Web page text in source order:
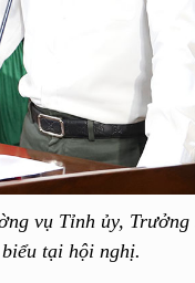
vụ Tỉnh ủy, Trưởng
tại hội nghị.